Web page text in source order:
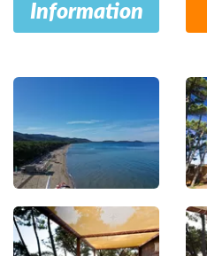
Information